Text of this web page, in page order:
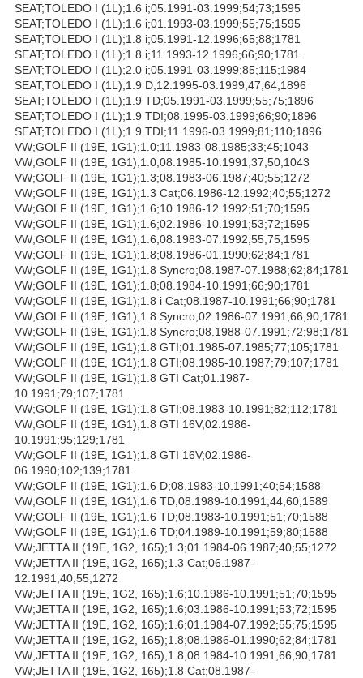
SEAT;TOLEDO I (1L);1.6 i;05.1991-03.1999;54;73;1595
SEAT;TOLEDO I (1L);1.6 i;01.1993-03.1999;55;75;1595
SEAT;TOLEDO I (1L);1.8 i;05.1991-12.1996;65;88;1781
SEAT;TOLEDO I (1L);1.8 i;11.1993-12.1996;66;90;1781
SEAT;TOLEDO I (1L);2.0 i;05.1991-03.1999;85;115;1984
SEAT;TOLEDO I (1L);1.9 D;12.1995-03.1999;47;64;1896
SEAT;TOLEDO I (1L);1.9 TD;05.1991-03.1999;55;75;1896
SEAT;TOLEDO I (1L);1.9 TDI;08.1995-03.1999;66;90;1896
SEAT;TOLEDO I (1L);1.9 TDI;11.1996-03.1999;81;110;1896
VW;GOLF II (19E, 1G1);1.0;11.1983-08.1985;33;45;1043
VW;GOLF II (19E, 1G1);1.0;08.1985-10.1991;37;50;1043
VW;GOLF II (19E, 1G1);1.3;08.1983-06.1987;40;55;1272
VW;GOLF II (19E, 1G1);1.3 Cat;06.1986-12.1992;40;55;1272
VW;GOLF II (19E, 1G1);1.6;10.1986-12.1992;51;70;1595
VW;GOLF II (19E, 1G1);1.6;02.1986-10.1991;53;72;1595
VW;GOLF II (19E, 1G1);1.6;08.1983-07.1992;55;75;1595
VW;GOLF II (19E, 1G1);1.8;08.1986-01.1990;62;84;1781
VW;GOLF II (19E, 1G1);1.8 Syncro;08.1987-07.1988;62;84;1781
VW;GOLF II (19E, 1G1);1.8;08.1984-10.1991;66;90;1781
VW;GOLF II (19E, 1G1);1.8 i Cat;08.1987-10.1991;66;90;1781
VW;GOLF II (19E, 1G1);1.8 Syncro;02.1986-07.1991;66;90;1781
VW;GOLF II (19E, 1G1);1.8 Syncro;08.1988-07.1991;72;98;1781
VW;GOLF II (19E, 1G1);1.8 GTI;01.1985-07.1985;77;105;1781
VW;GOLF II (19E, 1G1);1.8 GTI;08.1985-10.1987;79;107;1781
VW;GOLF II (19E, 1G1);1.8 GTI Cat;01.1987-
10.1991;79;107;1781
VW;GOLF II (19E, 1G1);1.8 GTI;08.1983-10.1991;82;112;1781
VW;GOLF II (19E, 1G1);1.8 GTI 16V;02.1986-
10.1991;95;129;1781
VW;GOLF II (19E, 1G1);1.8 GTI 16V;02.1986-
06.1990;102;139;1781
VW;GOLF II (19E, 1G1);1.6 D;08.1983-10.1991;40;54;1588
VW;GOLF II (19E, 1G1);1.6 TD;08.1989-10.1991;44;60;1589
VW;GOLF II (19E, 1G1);1.6 TD;08.1983-10.1991;51;70;1588
VW;GOLF II (19E, 1G1);1.6 TD;04.1989-10.1991;59;80;1588
VW;JETTA II (19E, 1G2, 165);1.3;01.1984-06.1987;40;55;1272
VW;JETTA II (19E, 1G2, 165);1.3 Cat;06.1987-
12.1991;40;55;1272
VW;JETTA II (19E, 1G2, 165);1.6;10.1986-10.1991;51;70;1595
VW;JETTA II (19E, 1G2, 165);1.6;03.1986-10.1991;53;72;1595
VW;JETTA II (19E, 1G2, 165);1.6;01.1984-07.1992;55;75;1595
VW;JETTA II (19E, 1G2, 165);1.8;08.1986-01.1990;62;84;1781
VW;JETTA II (19E, 1G2, 165);1.8;08.1984-10.1991;66;90;1781
VW;JETTA II (19E, 1G2, 165);1.8 Cat;08.1987-